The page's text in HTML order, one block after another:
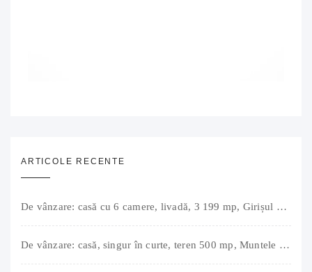
ARTICOLE RECENTE
De vânzare: casă cu 6 camere, livadă, 3 199 mp, Girișul Negru, Bihor, 42 000 Euro. Comision 0.
De vânzare: casă, singur în curte, teren 500 mp, Muntele Găina, Oradea. 157.000 € (negociabil). Comision 0.